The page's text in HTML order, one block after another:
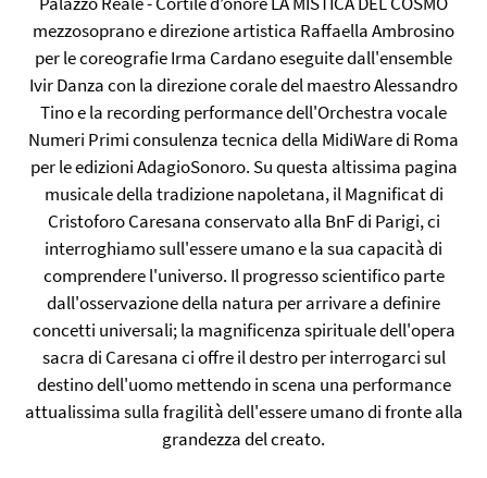
mezzosoprano e direzione artistica Raffaella Ambrosino
per le coreografie Irma Cardano eseguite dall'ensemble
Ivir Danza con la direzione corale del maestro Alessandro
Tino e la recording performance dell'Orchestra vocale
Numeri Primi consulenza tecnica della MidiWare di Roma
per le edizioni AdagioSonoro. Su questa altissima pagina
musicale della tradizione napoletana, il Magnificat di
Cristoforo Caresana conservato alla BnF di Parigi, ci
interroghiamo sull'essere umano e la sua capacità di
comprendere l'universo. Il progresso scientifico parte
dall'osservazione della natura per arrivare a definire
concetti universali; la magnificenza spirituale dell'opera
sacra di Caresana ci offre il destro per interrogarci sul
destino dell'uomo mettendo in scena una performance
attualissima sulla fragilità dell'essere umano di fronte alla
grandezza del creato.